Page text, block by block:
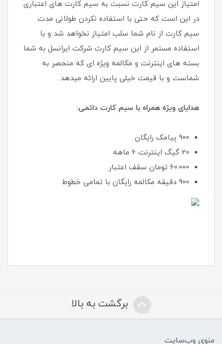
امتیاز این سیم کارت نسبت به سیم کارت های اعتباری
در این است که حتی با استفاده نکردن طولانی مدت
سیم کارت از نام شما سلب امتیاز نخواهد شد و با
استفاده مستمر از این سیم کارت شرکت ایرانسل به شما
بسته های اینترنت و مکالمه ویژه ای که منحصر به
شماست و با قیمت خیلی پایین ارائه میدهد .
هدایای ویژه همراه با سیم کارت دائمی:
900 پیامک رایگان
20 گیگ اینترنت 6 ماهه
60.000 تومان سقف اعتبار
900 دقیقه مکالمه رایگان با تمامی خطوط
برگشت به بالا
منوی وب‌سایت